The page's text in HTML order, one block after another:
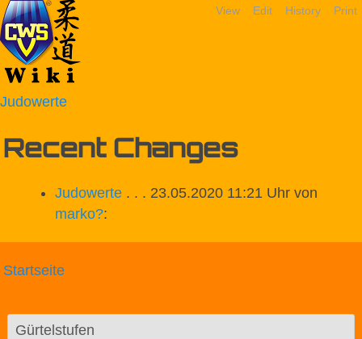
View Edit History Print
Judowerte
Recent Changes
Judowerte . . . 23.05.2020 11:21 Uhr von
marko?:
Startseite
Gürtelstufen